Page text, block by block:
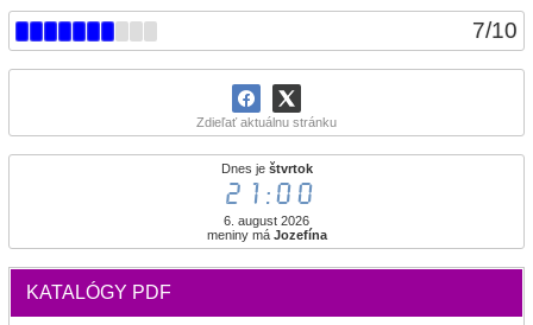
7/10
Zdieľať aktuálnu stránku
Dnes je štvrtok
21:00
6. august 2026
meniny má Jozefína
KATALÓGY PDF